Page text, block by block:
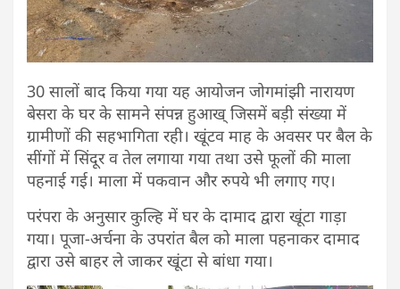
30 सालों बाद किया गया यह आयोजन जोगमांझी नारायण
बेसरा के घर के सामने संपन्न हुआख् जिसमें बड़ी संख्या में
ग्रामीणों की सहभागिता रही। खूंटव माह के अवसर पर बैल के
सींगों में सिंदूर व तेल लगाया गया तथा उसे फूलों की माला
पहनाई गई। माला में पकवान और रुपये भी लगाए गए।
परंपरा के अनुसार कुल्हि में घर के दामाद द्वारा खूंटा गाड़ा
गया। पूजा-अर्चना के उपरांत बैल को माला पहनाकर दामाद
द्वारा उसे बाहर ले जाकर खूंटा से बांधा गया।